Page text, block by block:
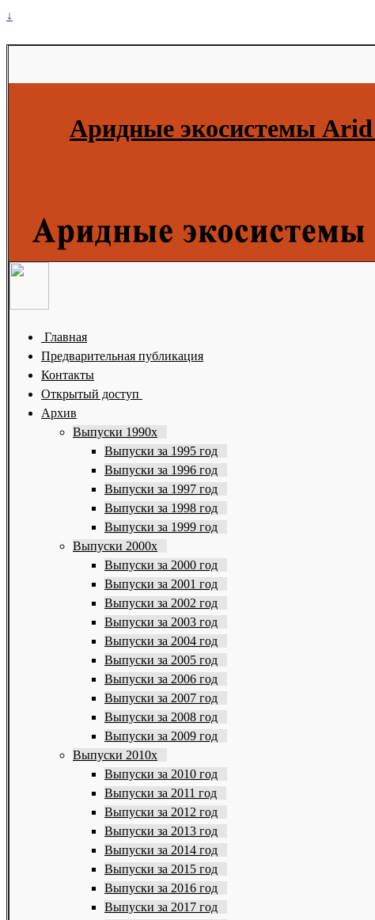
↓
Аридные экосистемы Arid
Главная
Предварительная публикация
Контакты
Открытый доступ
Архив
Выпуски 1990х
Выпуски за 1995 год
Выпуски за 1996 год
Выпуски за 1997 год
Выпуски за 1998 год
Выпуски за 1999 год
Выпуски 2000х
Выпуски за 2000 год
Выпуски за 2001 год
Выпуски за 2002 год
Выпуски за 2003 год
Выпуски за 2004 год
Выпуски за 2005 год
Выпуски за 2006 год
Выпуски за 2007 год
Выпуски за 2008 год
Выпуски за 2009 год
Выпуски 2010х
Выпуски за 2010 год
Выпуски за 2011 год
Выпуски за 2012 год
Выпуски за 2013 год
Выпуски за 2014 год
Выпуски за 2015 год
Выпуски за 2016 год
Выпуски за 2017 год